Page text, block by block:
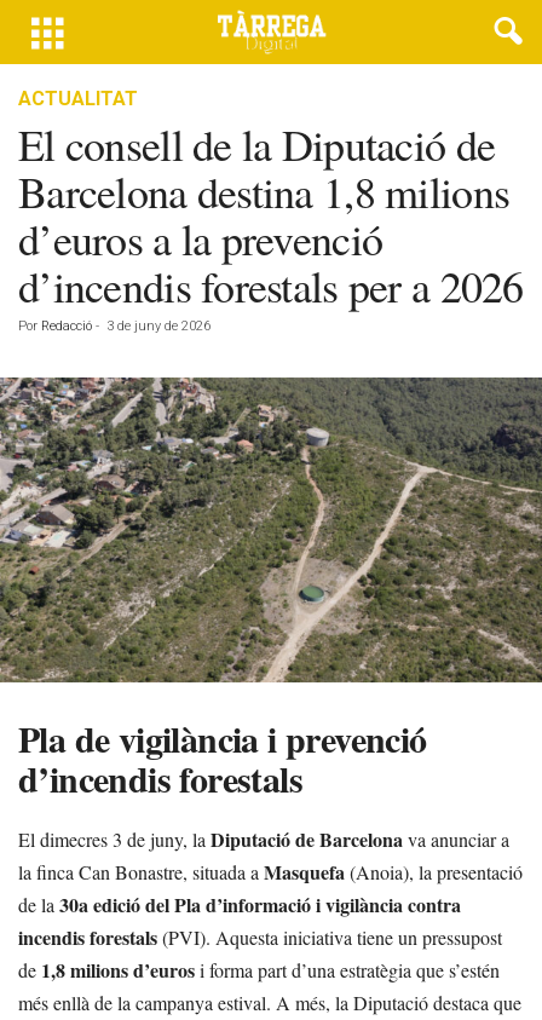
ACTUALITAT
El consell de la Diputació de
Barcelona destina 1,8 milions
d’euros a la prevenció
d’incendis forestals per a 2026
Por Redacció - 3 de juny de 2026
Pla de vigilància i prevenció
d’incendis forestals
El dimecres 3 de juny, la Diputació de Barcelonava anunciar a
la finca Can Bonastre, situada a Masquefa(Anoia), la presentació
de la 30a edició del Pla d’informació i vigilància contra
incendis forestals(PVI). Aquesta iniciativa tiene un pressupost
de 1,8 milions d’eurosi forma part d’una estratègia que s’estén
més enllà de la campanya estival. A més, la Diputació destaca que